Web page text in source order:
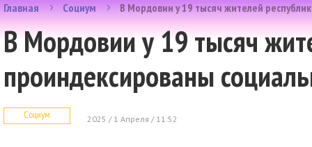
Главная Социум В Мордовии у 19 тысяч жителей
В Мордовии у 19 тысяч
проиндексированы
Социум 2025 / 1 Апреля / 11:52